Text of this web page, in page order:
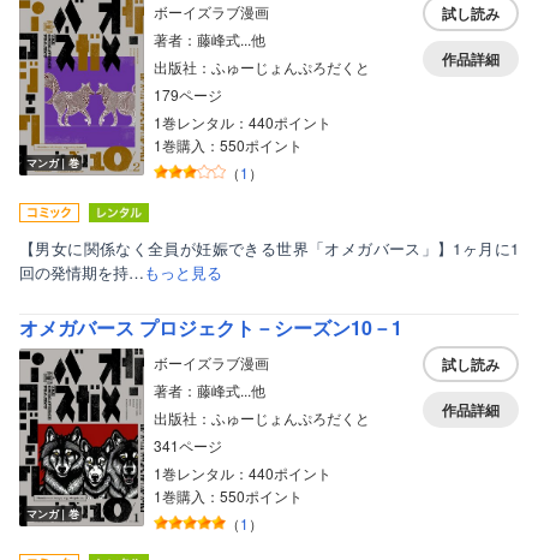
マンガ｜巻
ボーイズラブ漫画
著者：藤峰式...他
出版社：ふゅーじょんぷろだくと
179ページ
1巻レンタル：440ポイント
1巻購入：550ポイント
（1 ）
試し読み
作品詳細
【男女に関係なく全員が妊娠できる世界「オメガバース」】1ヶ月に1
回の発情期を持…もっと見る
オメガバース プロジェクト－シーズン10－1
マンガ｜巻
ボーイズラブ漫画
著者：藤峰式...他
出版社：ふゅーじょんぷろだくと
341ページ
1巻レンタル：440ポイント
1巻購入：550ポイント
（1 ）
試し読み
作品詳細